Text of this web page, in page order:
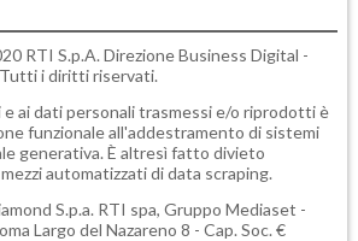
RTI S.p.A. Direzione Business Digital -
i diritti riservati.
ai dati personali trasmessi e/o riprodotti è
funzionale all'addestramento di sistemi
generativa. È altresì fatto divieto
automatizzati di data scraping.
S.p.a. RTI spa, Gruppo Mediaset -
Largo del Nazareno 8 - Cap. Soc. €